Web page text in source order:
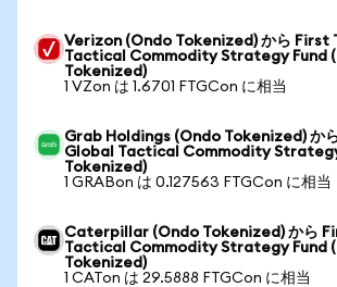
Verizon (Ondo Tokenized) から First
Tactical Commodity Strategy Fund
Tokenized)
1 VZon は 1.6701 FTGCon に相当
Grab Holdings (Ondo Tokenized) か
Global Tactical Commodity
Tokenized)
1 GRABon は 0.127563 FTGCon に相当
Caterpillar (Ondo Tokenized) から
Tactical Commodity Strategy Fund
Tokenized)
1 CATon は 29.5888 FTGCon に相当